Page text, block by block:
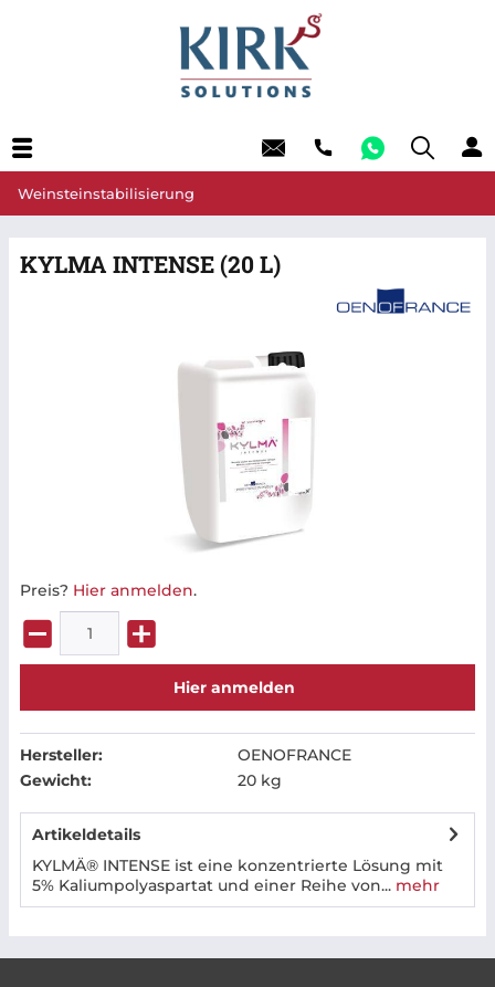
Weinsteinstabilisierung
KYLMA INTENSE (20 L)
Preis? Hier anmelden.
Hier anmelden
Hersteller:
OENOFRANCE
Gewicht:
20 kg
Artikeldetails
KYLMÄ® INTENSE ist eine konzentrierte Lösung mit
5% Kaliumpolyaspartat und einer Reihe von... mehr